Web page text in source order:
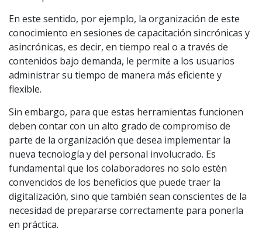
En este sentido, por ejemplo, la organización de este
conocimiento en sesiones de capacitación sincrónicas y
asincrónicas, es decir, en tiempo real o a través de
contenidos bajo demanda, le permite a los usuarios
administrar su tiempo de manera más eficiente y
flexible.
Sin embargo, para que estas herramientas funcionen
deben contar con un alto grado de compromiso de
parte de la organización que desea implementar la
nueva tecnología y del personal involucrado. Es
fundamental que los colaboradores no solo estén
convencidos de los beneficios que puede traer la
digitalización, sino que también sean conscientes de la
necesidad de prepararse correctamente para ponerla
en práctica.